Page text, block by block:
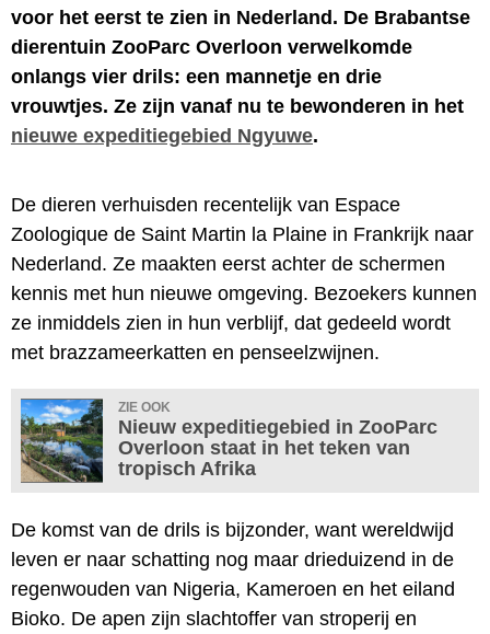
voor het eerst te zien in Nederland. De Brabantse
dierentuin ZooParc Overloon verwelkomde
onlangs vier drils: een mannetje en drie
vrouwtjes. Ze zijn vanaf nu te bewonderen in het
nieuwe expeditiegebied Ngyuwe.
De dieren verhuisden recentelijk van Espace
Zoologique de Saint Martin la Plaine in Frankrijk naar
Nederland. Ze maakten eerst achter de schermen
kennis met hun nieuwe omgeving. Bezoekers kunnen
ze inmiddels zien in hun verblijf, dat gedeeld wordt
met brazzameerkatten en penseelzwijnen.
ZIE OOK
Nieuw expeditiegebied in ZooParc
Overloon staat in het teken van
tropisch Afrika
De komst van de drils is bijzonder, want wereldwijd
leven er naar schatting nog maar drieduizend in de
regenwouden van Nigeria, Kameroen en het eiland
Bioko. De apen zijn slachtoffer van stroperij en